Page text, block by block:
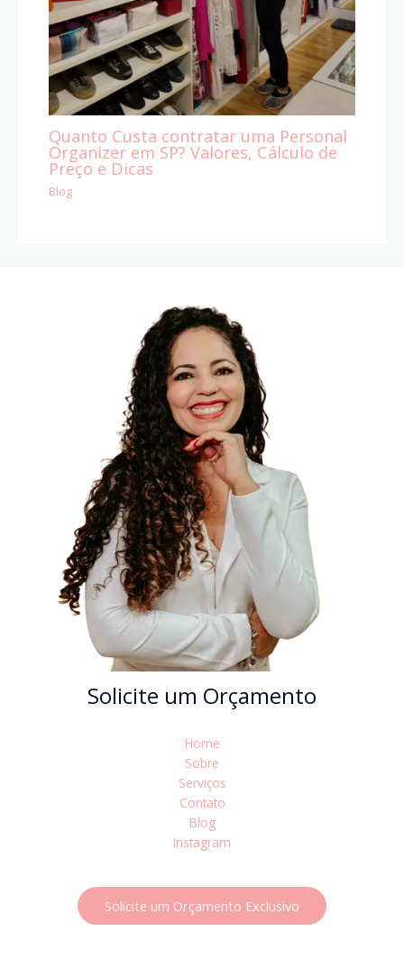
Quanto Custa contratar uma Personal
Organizer em SP? Valores, Cálculo de
Preço e Dicas
Blog
Solicite um Orçamento
Home
Sobre
Serviços
Contato
Blog
Instagram
Solicite um Orçamento Exclusivo